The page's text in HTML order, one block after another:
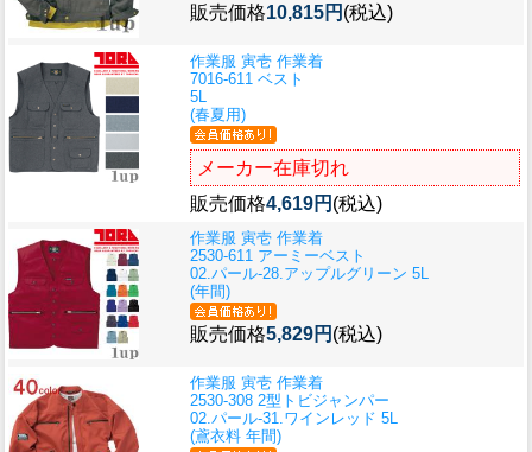
販売価格10,815円 (税込)
作業服 寅壱 作業着
7016-611 ベスト
5L
(春夏用)
メーカー在庫切れ
販売価格4,619円 (税込)
作業服 寅壱 作業着
2530-611 アーミーベスト
02.パール-28.アップルグリーン 5L
(年間)
販売価格5,829円 (税込)
作業服 寅壱 作業着
2530-308 2型トビジャンパー
02.パール-31.ワインレッド 5L
(鳶衣料 年間)